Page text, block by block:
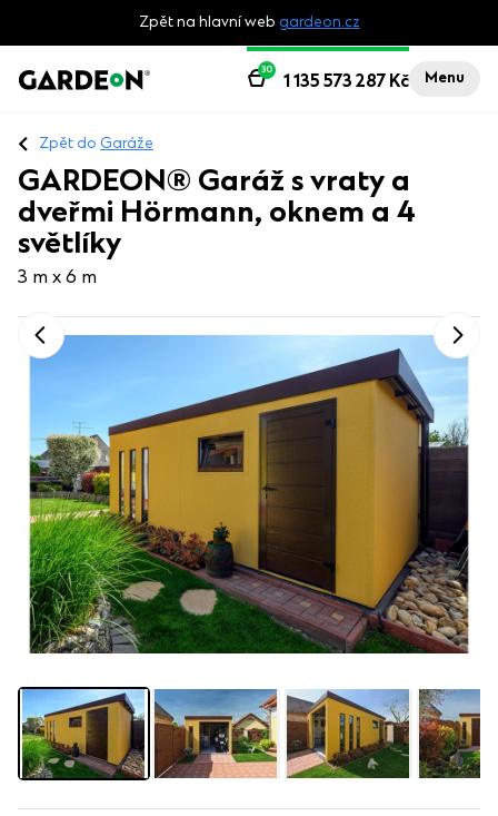
Zpět na hlavní web gardeon.cz
Menu
1 135 573 287 Kč
30
Zpět do Garáže
GARDEON® Garáž s vraty a
dveřmi Hörmann, oknem a 4
světlíky
3 m x 6 m